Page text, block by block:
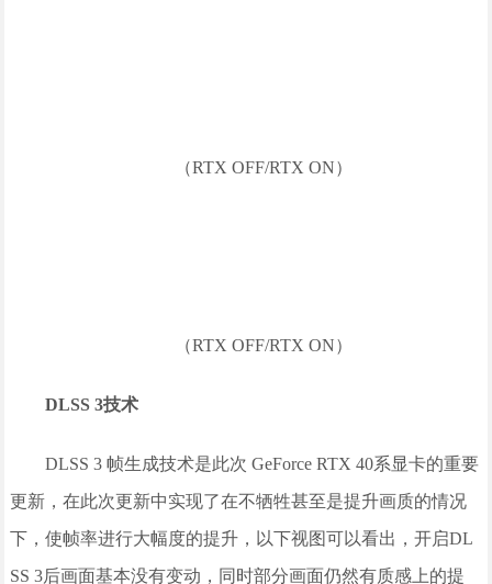
（RTX OFF/RTX ON）
（RTX OFF/RTX ON）
DLSS 3技术
DLSS 3 帧生成技术是此次 GeForce RTX 40系显卡的重要
更新，在此次更新中实现了在不牺牲甚至是提升画质的情况
下，使帧率进行大幅度的提升，以下视图可以看出，开启DL
SS 3后画面基本没有变动，同时部分画面仍然有质感上的提